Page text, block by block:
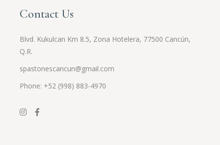
Contact Us
Blvd. Kukulcan Km 8.5, Zona Hotelera, 77500 Cancún,
Q.R.
spastonescancun@gmail.com
Phone: +52 (998) 883-4970